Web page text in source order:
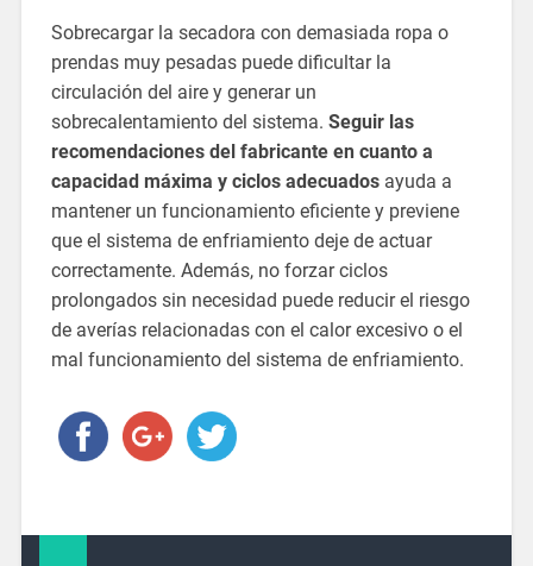
Sobrecargar la secadora con demasiada ropa o
prendas muy pesadas puede dificultar la
circulación del aire y generar un
sobrecalentamiento del sistema. Seguir las
recomendaciones del fabricante en cuanto a
capacidad máxima y ciclos adecuadosayuda a
mantener un funcionamiento eficiente y previene
que el sistema de enfriamiento deje de actuar
correctamente. Además, no forzar ciclos
prolongados sin necesidad puede reducir el riesgo
de averías relacionadas con el calor excesivo o el
mal funcionamiento del sistema de enfriamiento.